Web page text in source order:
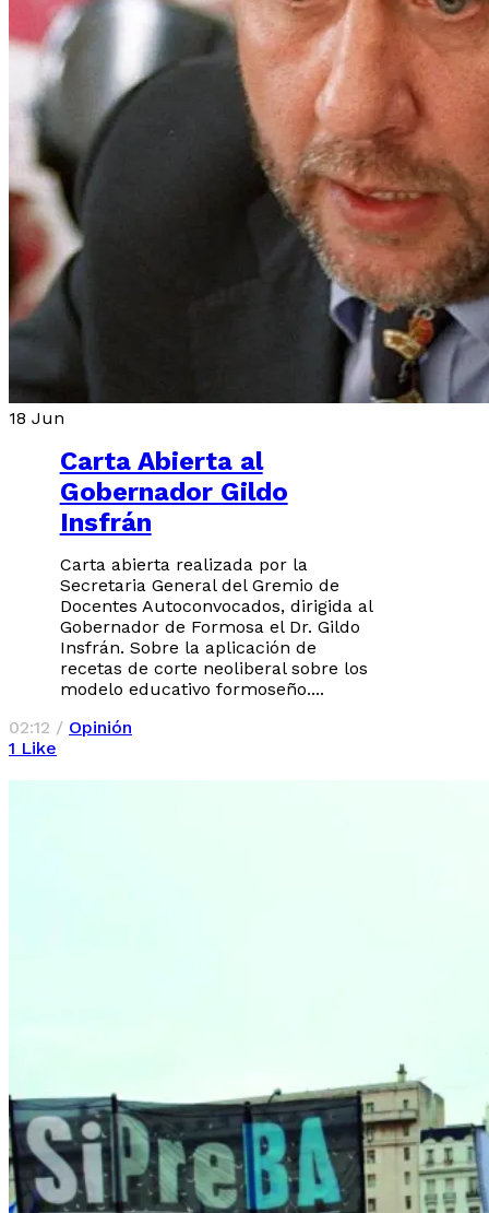
18 Jun
Carta Abierta al
Gobernador Gildo
Insfrán
Carta abierta realizada por la
Secretaria General del Gremio de
Docentes Autoconvocados, dirigida al
Gobernador de Formosa el Dr. Gildo
Insfrán. Sobre la aplicación de
recetas de corte neoliberal sobre los
modelo educativo formoseño....
02:12 / Opinión
1 Like